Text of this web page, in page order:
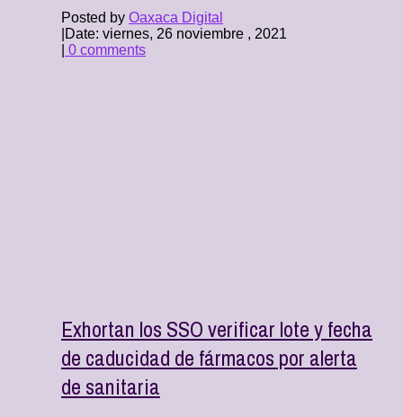
Posted by Oaxaca Digital
Date: viernes, 26 noviembre , 2021
0 comments
Exhortan los SSO verificar lote y fecha
de caducidad de fármacos por alerta
de sanitaria